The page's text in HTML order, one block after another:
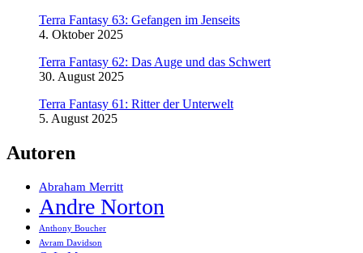
Terra Fantasy 63: Gefangen im Jenseits
4. Oktober 2025
Terra Fantasy 62: Das Auge und das Schwert
30. August 2025
Terra Fantasy 61: Ritter der Unterwelt
5. August 2025
Autoren
Abraham Merritt
Andre Norton
Anthony Boucher
Avram Davidson